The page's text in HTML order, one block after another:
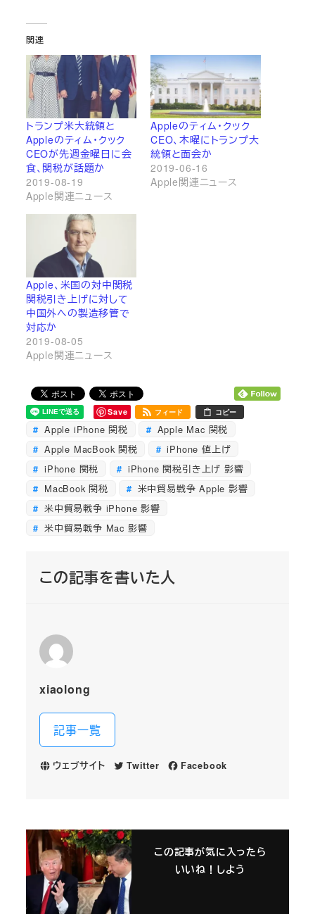
関連
トランプ米大統領と
Appleのティム・クック
CEOが先週金曜日に会
食、関税が話題か
2019-08-19
Apple関連ニュース
Appleのティム・クック
CEO、木曜にトランプ大
統領と面会か
2019-06-16
Apple関連ニュース
Apple、米国の対中関税
関税引き上げに対して
中国外への製造移管で
対応か
2019-08-05
Apple関連ニュース
Save フィード コピー
Apple iPhone 関税
Apple Mac 関税
Apple MacBook 関税
iPhone 値上げ
iPhone 関税
iPhone 関税引き上げ 影響
MacBook 関税
米中貿易戦争 Apple 影響
米中貿易戦争 iPhone 影響
米中貿易戦争 Mac 影響
この記事を書いた人
xiaolong
記事一覧
ウェブサイト Twitter Facebook
この記事が気に入ったら
いいね！しよう